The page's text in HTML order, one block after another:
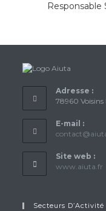
Adresse :
78960
E-mail :
Site web :
www.aiuta.fr
Secteurs D’Activité